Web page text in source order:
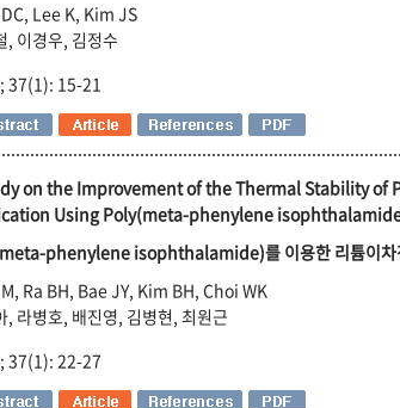
Lee K, Kim JS
, 이경우, 김정수
37(1): 15-21
on the Improvement of the Thermal Stability of
Using Poly(meta-phenylene
phenylene isophthalamide)를 이용한 리튬이차
Ra BH, Bae JY, Kim BH, Choi WK
, 라병호, 배진영, 김병현, 최원근
37(1): 22-27